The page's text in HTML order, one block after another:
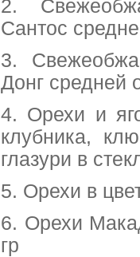
2.
Сантос
3.
Донг средней
4. Орехи и
клубника,
глазури в
5. Орехи в
6. Орехи
гр